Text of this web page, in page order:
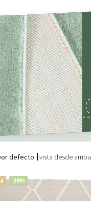
defecto vista desde arriba
-29%